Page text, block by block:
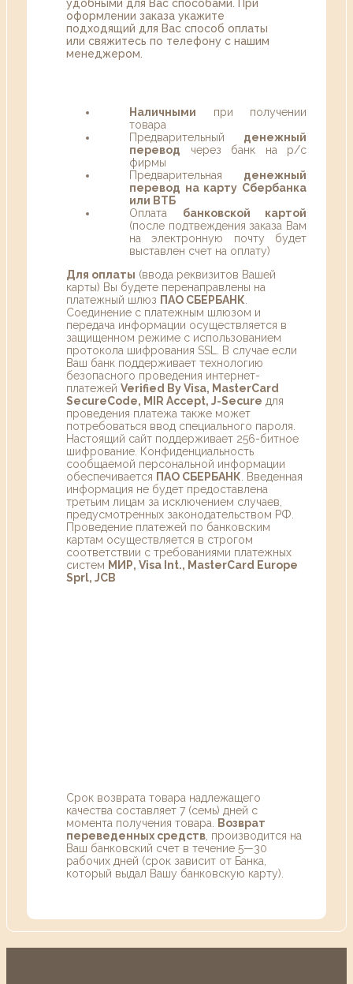
удобными для Вас способами. При
оформлении заказа укажите
подходящий для Вас способ оплаты
или свяжитесь по телефону с нашим
менеджером.
Наличными при получении
товара
Предварительный денежный
перевод через банк на р/с
фирмы
Предварительная денежный
перевод на карту Сбербанка
или ВТБ
Оплата банковской картой
(после подтвеждения заказа Вам
на электронную почту будет
выставлен счет на оплату)
Для оплаты (ввода реквизитов Вашей
карты) Вы будете перенаправлены на
платежный шлюз ПАО СБЕРБАНК
Соединение с платежным шлюзом и
передача информации осуществляется в
защищенном режиме с использованием
протокола шифрования SSL. В случае если
Ваш банк поддерживает технологию
безопасного проведения интернет-
платежей Verified By Visa, MasterCard
SecureCode, MIR Accept, J-Secure для
проведения платежа также может
потребоваться ввод специального пароля.
Настоящий сайт поддерживает 256-битное
шифрование. Конфиденциальность
сообщаемой персональной информации
обеспечивается ПАО СБЕРБАНК . Введенная
информация не будет предоставлена
третьим лицам за исключением случаев,
предусмотренных законодательством РФ.
Проведение платежей по банковским
картам осуществляется в строгом
соответствии с требованиями платежных
систем МИР, Visa Int., MasterCard Europe
Sprl, JCB
Срок возврата товара надлежащего
качества составляет 7 (семь) дней с
момента получения товара.
Возврат
переведенных средств , производится на
Ваш банковский счет в течение 5—30
рабочих дней (срок зависит от Банка,
который выдал Вашу банковскую карту).